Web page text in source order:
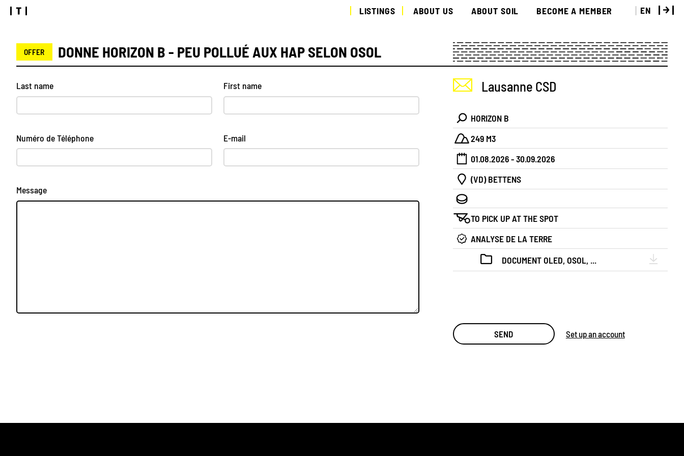
LISTINGS ABOUT US ABOUT SOIL BECOME A MEMBER EN
OFFER DONNE HORIZON B - PEU POLLUÉ AUX HAP SELON OSOL
Last name First name
Numéro de Téléphone E-mail
Message
Lausanne CSD
HORIZON B
249 M3
01.08.2026 - 30.09.2026
(VD) BETTENS
TO PICK UP AT THE SPOT
ANALYSE DE LA TERRE
DOCUMENT OLED, OSOL, ...
SEND Set up an account